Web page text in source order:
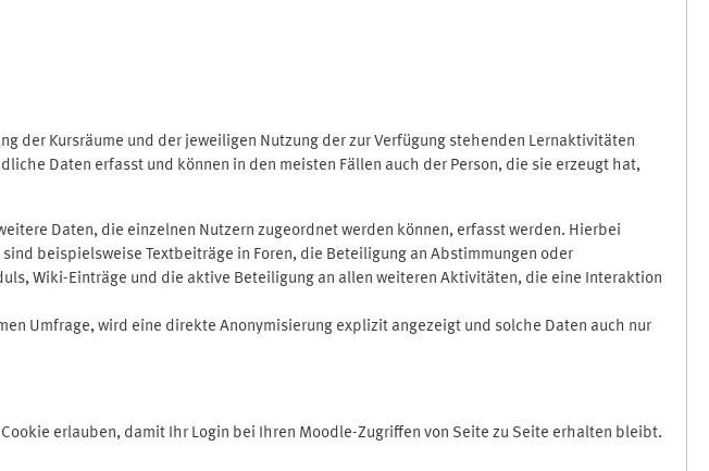
der Kursräume und der jeweiligen Nutzung der zur Verfügung stehenden Lernaktivitäten
Daten erfasst und können in den meisten Fällen auch der Person, die sie erzeugt hat,
Daten, die einzelnen Nutzern zugeordnet werden können, erfasst werden. Hierbei
beispielsweise Textbeiträge in Foren, die Beteiligung an Abstimmungen oder
Wiki-Einträge und die aktive Beteiligung an allen weiteren Aktivitäten, die eine Interaktion
Umfrage, wird eine direkte Anonymisierung explizit angezeigt und solche Daten auch nur
erlauben, damit Ihr Login bei Ihren Moodle-Zugriffen von Seite zu Seite erhalten bleibt.